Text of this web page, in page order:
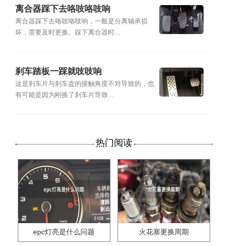
离合器踩下去咯吱咯吱响
离合器踩下去咯吱咯吱响，一般是分离轴承损
坏，需要及时更换。踩下离合器时...
刹车踏板一踩就吱吱响
这是刹车片与刹车盘的接触角度不对导致的，也
有可能是因为刚换了刹车片导致...
热门阅读
epc灯亮是什么问题 火花塞更换周期